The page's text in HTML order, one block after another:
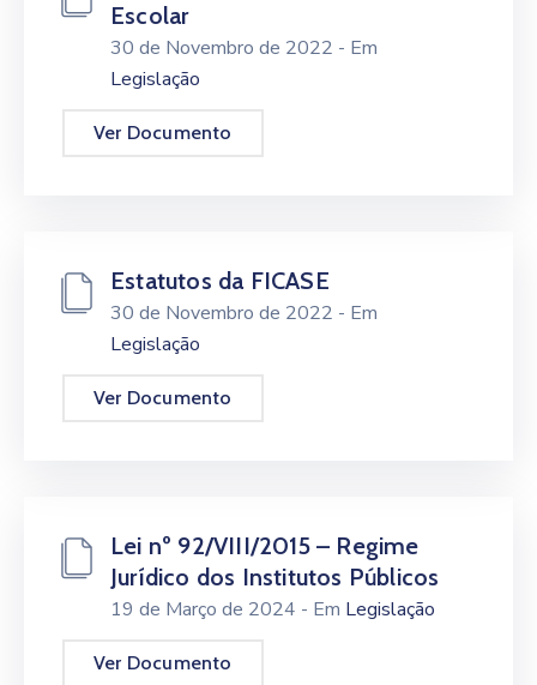
Escolar
30 de Novembro de 2022 - Em
Legislação
Ver Documento
Estatutos da FICASE
30 de Novembro de 2022 - Em
Legislação
Ver Documento
Lei nº 92/VIII/2015 – Regime
Jurídico dos Institutos Públicos
19 de Março de 2024 - Em Legislação
Ver Documento